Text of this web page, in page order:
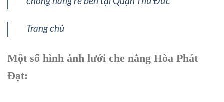
chống nắng rẻ bền tại Quận Thủ Đức
Trang chủ
Một số hình ảnh lưới che nắng Hòa Phát
Đạt: